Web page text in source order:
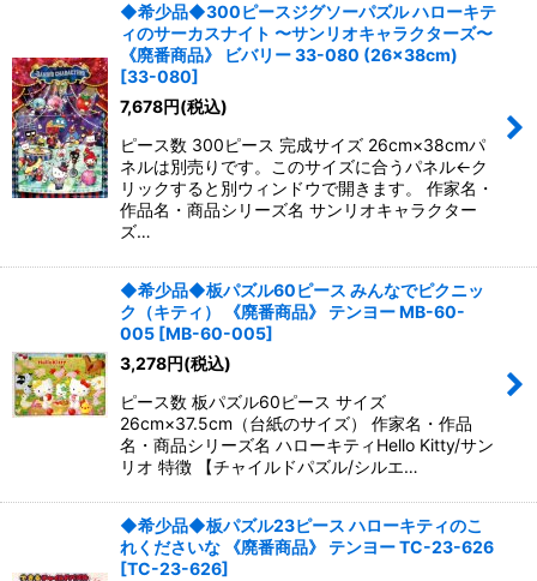
◆希少品◆300ピースジグソーパズル ハローキテ
ィのサーカスナイト 〜サンリオキャラクターズ〜
《廃番商品》 ビバリー 33-080 (26×38cm)
[33-080]
7,678円(税込)
ピース数 300ピース 完成サイズ 26cm×38cmパ
ネルは別売りです。このサイズに合うパネル←ク
リックすると別ウィンドウで開きます。 作家名・
作品名・商品シリーズ名 サンリオキャラクター
ズ…
◆希少品◆板パズル60ピース みんなでピクニッ
ク（キティ） 《廃番商品》 テンヨー MB-60-
005 [MB-60-005]
3,278円(税込)
ピース数 板パズル60ピース サイズ
26cm×37.5cm（台紙のサイズ） 作家名・作品
名・商品シリーズ名 ハローキティHello Kitty/サン
リオ 特徴 【チャイルドパズル/シルエ…
◆希少品◆板パズル23ピース ハローキティのこ
れくださいな 《廃番商品》 テンヨー TC-23-626
[TC-23-626]